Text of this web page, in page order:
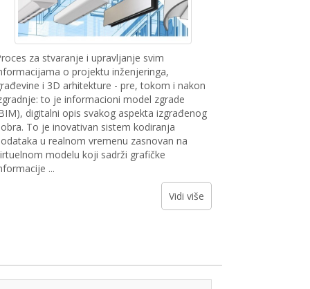
za stvaranje i upravljanje svim
o projektu inženjeringa,
i 3D arhitekture - pre, tokom i nakon
to je informacioni model zgrade
digitalni opis svakog aspekta izgrađenog
To je inovativan sistem kodiranja
u realnom vremenu zasnovan na
modelu koji sadrži grafičke
...
Vidi više